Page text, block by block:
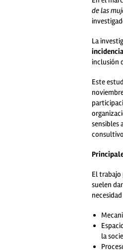
de las
La
inclusión
Este
sensibles
El trabajo
suelen
la